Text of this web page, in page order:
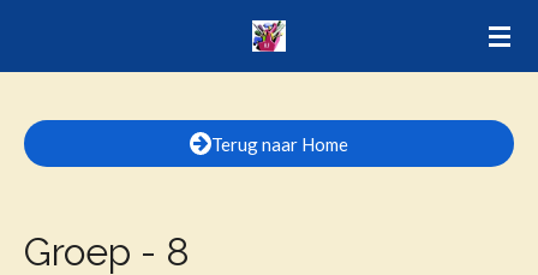
de
hoofdinhoud
Terug naar Home
Groep - 8